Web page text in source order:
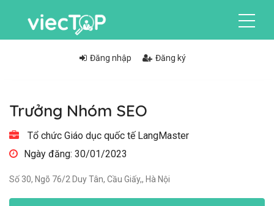
Đăng nhập Đăng ký
Trưởng Nhóm SEO
Tổ chức Giáo dục quốc tế LangMaster
Ngày đăng: 30/01/2023
Số 30, Ngõ 76/2 Duy Tân, Cầu Giấy,, Hà Nội